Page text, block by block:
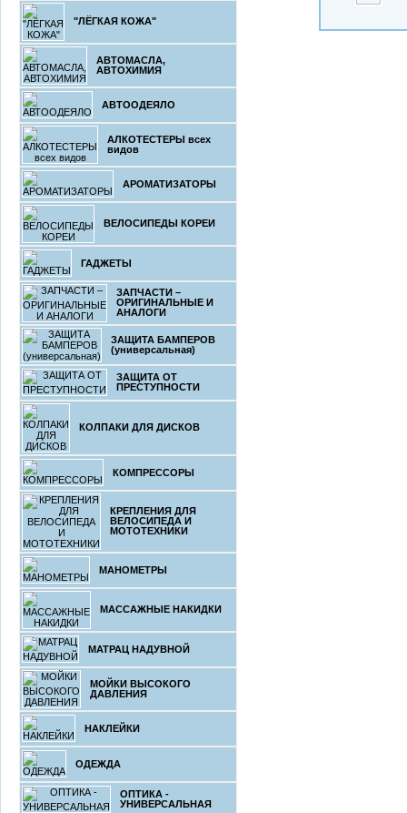
"ЛЁГКАЯ КОЖА"
АВТОМАСЛА,
АВТОХИМИЯ
АВТООДЕЯЛО
АЛКОТЕСТЕРЫ всех
видов
АРОМАТИЗАТОРЫ
ВЕЛОСИПЕДЫ КОРЕИ
ГАДЖЕТЫ
ЗАПЧАСТИ –
ОРИГИНАЛЬНЫЕ И
АНАЛОГИ
ЗАЩИТА БАМПЕРОВ
(универсальная)
ЗАЩИТА ОТ
ПРЕСТУПНОСТИ
КОЛПАКИ ДЛЯ ДИСКОВ
КОМПРЕССОРЫ
КРЕПЛЕНИЯ ДЛЯ
ВЕЛОСИПЕДА И
МОТОТЕХНИКИ
МАНОМЕТРЫ
МАССАЖНЫЕ НАКИДКИ
МАТРАЦ НАДУВНОЙ
МОЙКИ ВЫСОКОГО
ДАВЛЕНИЯ
НАКЛЕЙКИ
ОДЕЖДА
ОПТИКА -
УНИВЕРСАЛЬНАЯ